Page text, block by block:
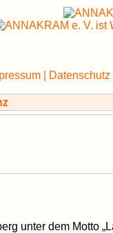
| Datenschutz
unter dem Motto